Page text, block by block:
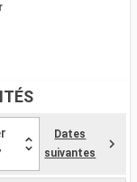
Dates
suivantes